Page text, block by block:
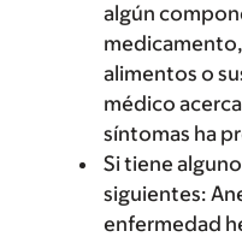
algún
alimentos o
médico
síntomas ha
Si tiene
siguientes:
enfermedad